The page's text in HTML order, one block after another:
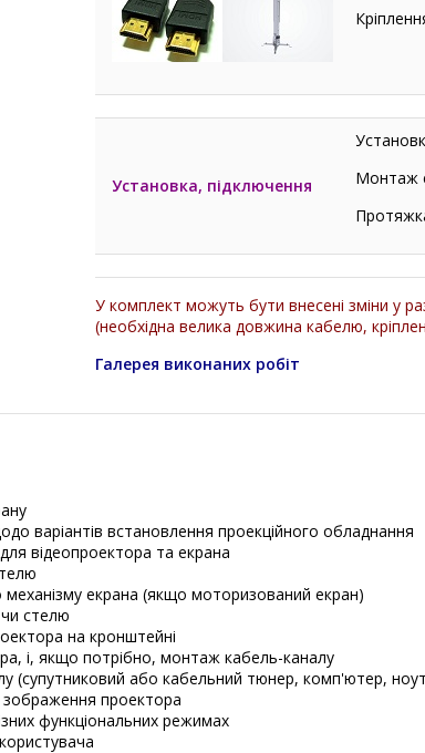
Установка, підключення
Монтаж
У комплект можуть бути внесені зміни у
(необхідна велика довжина кабелю,
Галерея виконаних робіт
варіантів встановлення проекційного обладнання
відеопроектора та екрана
екрана (якщо моторизований екран)
стелю
на кронштейні
і, якщо потрібно, монтаж кабель-каналу
(супутниковий або кабельний тюнер, комп'ютер,
проектора
функціональних режимах